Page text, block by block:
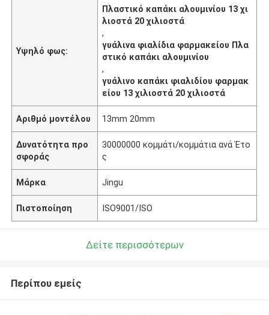
Υψηλό φως:
Πλαστικό καπάκι αλουμινίου 13 χι
λιοστά 20 χιλιοστά
,
γυάλινα φιαλίδια φαρμακείου Πλα
στικό καπάκι αλουμινίου
,
γυάλινο καπάκι φιαλιδίου φαρμακ
είου 13 χιλιοστά 20 χιλιοστά
Αριθμό μοντέλου 13mm 20mm
Δυνατότητα προ
σφοράς
30000000 κομμάτι/κομμάτια ανά Έτο
ς
Μάρκα Jingu
Πιστοποίηση ISO9001/ISO
Δείτε περισσότερων
Περίπου εμείς